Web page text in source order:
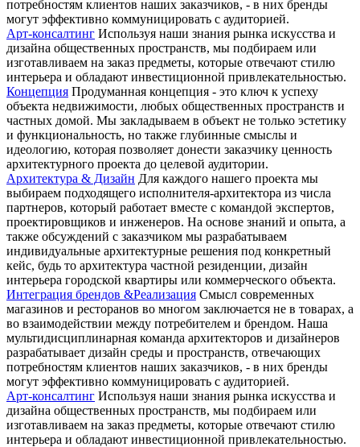
потребностям клиентов наших заказчиков, - в них бренды
могут эффективно коммуницировать с аудиторией.
Арт-консалтинг Используя наши знания рынка искусства и
дизайна общественных пространств, мы подбираем или
изготавливаем на заказ предметы, которые отвечают стилю
интерьера и обладают инвестиционной привлекательностью.
Концепция Продуманная концепция - это ключ к успеху
объекта недвижимости, любых общественных пространств и
частных домой. Мы закладываем в объект не только эстетику
и функциональность, но также глубинные смыслы и
идеологию, которая позволяет донести заказчику ценность
архитектурного проекта до целевой аудитории.
Архитектура & Дизайн Для каждого нашего проекта мы
выбираем подходящего исполнителя-архитектора из числа
партнеров, который работает вместе с командой экспертов,
проектировщиков и инженеров. На основе знаний и опыта, а
также обсуждений с заказчиком мы разрабатываем
индивидуальные архитектурные решения под конкретный
кейс, будь то архитектура частной резиденции, дизайн
интерьера городской квартиры или коммерческого объекта.
Интеграция брендов &Реализация Смысл современных
магазинов и ресторанов во многом заключается не в товарах, а
во взаимодействии между потребителем и брендом. Наша
мультидисциплинарная команда архитекторов и дизайнеров
разрабатывает дизайн среды и пространств, отвечающих
потребностям клиентов наших заказчиков, - в них бренды
могут эффективно коммуницировать с аудиторией.
Арт-консалтинг Используя наши знания рынка искусства и
дизайна общественных пространств, мы подбираем или
изготавливаем на заказ предметы, которые отвечают стилю
интерьера и обладают инвестиционной привлекательностью.